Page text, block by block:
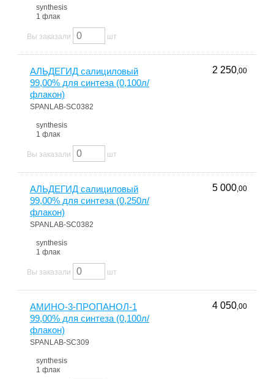
synthesis
1 флак
Вы заказали шт
АЛЬДЕГИД салициловый
99,00% для синтеза (0,100л/
флакон)
SPANLAB-SC0382
synthesis
1 флак
2 250,00
Вы заказали шт
АЛЬДЕГИД салициловый
99,00% для синтеза (0,250л/
флакон)
SPANLAB-SC0382
synthesis
1 флак
5 000,00
Вы заказали шт
АМИНО-3-ПРОПАНОЛ-1
99,00% для синтеза (0,100л/
флакон)
SPANLAB-SC309
synthesis
1 флак
4 050,00